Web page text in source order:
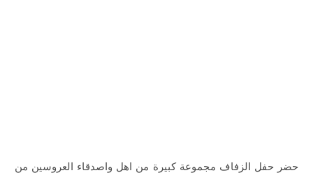
حضر حفل الزفاف مجموعة كبيرة من اهل واصدقاء العروسين من